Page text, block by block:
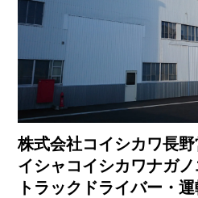
株式会社コイシカワ長
イシャコイシカワナガ
トラックドライバー・